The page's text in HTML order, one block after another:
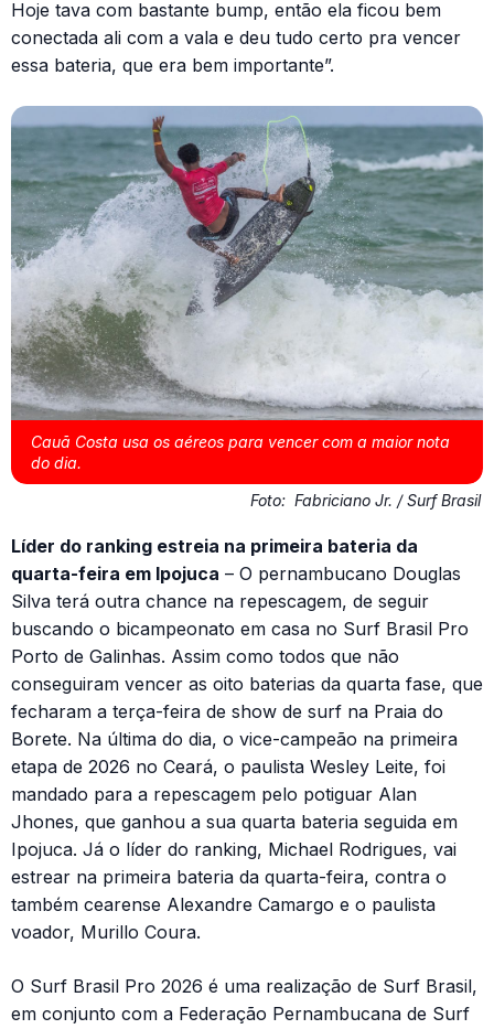
Hoje tava com bastante bump, então ela ficou bem
conectada ali com a vala e deu tudo certo pra vencer
essa bateria, que era bem importante”.
Cauã Costa usa os aéreos para vencer com a maior nota
do dia.
Foto: Fabriciano Jr. / Surf Brasil
Líder do ranking estreia na primeira bateria da
quarta-feira em Ipojuca – O pernambucano Douglas
Silva terá outra chance na repescagem, de seguir
buscando o bicampeonato em casa no Surf Brasil Pro
Porto de Galinhas. Assim como todos que não
conseguiram vencer as oito baterias da quarta fase, que
fecharam a terça-feira de show de surf na Praia do
Borete. Na última do dia, o vice-campeão na primeira
etapa de 2026 no Ceará, o paulista Wesley Leite, foi
mandado para a repescagem pelo potiguar Alan
Jhones, que ganhou a sua quarta bateria seguida em
Ipojuca. Já o líder do ranking, Michael Rodrigues, vai
estrear na primeira bateria da quarta-feira, contra o
também cearense Alexandre Camargo e o paulista
voador, Murillo Coura.
O Surf Brasil Pro 2026 é uma realização de Surf Brasil,
em conjunto com a Federação Pernambucana de Surf